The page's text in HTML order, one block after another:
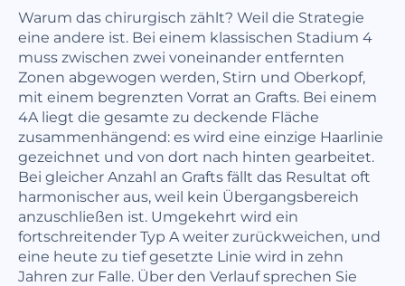
Warum das chirurgisch zählt? Weil die Strategie
eine andere ist. Bei einem klassischen Stadium 4
muss zwischen zwei voneinander entfernten
Zonen abgewogen werden, Stirn und Oberkopf,
mit einem begrenzten Vorrat an Grafts. Bei einem
4A liegt die gesamte zu deckende Fläche
zusammenhängend: es wird eine einzige Haarlinie
gezeichnet und von dort nach hinten gearbeitet.
Bei gleicher Anzahl an Grafts fällt das Resultat oft
harmonischer aus, weil kein Übergangsbereich
anzuschließen ist. Umgekehrt wird ein
fortschreitender Typ A weiter zurückweichen, und
eine heute zu tief gesetzte Linie wird in zehn
Jahren zur Falle. Über den Verlauf sprechen Sie